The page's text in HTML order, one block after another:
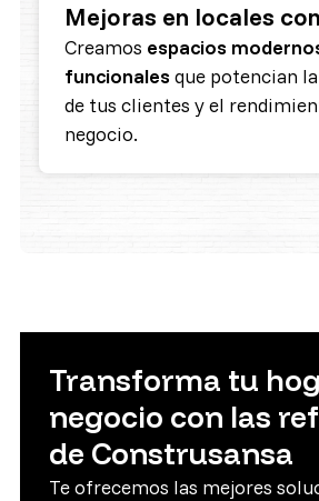
Mejoras en locales
Creamos espacios
funcionales que potencian
de tus clientes y el
negocio.
Transforma tu
negocio con las
de Construsansa
Te ofrecemos las mejores